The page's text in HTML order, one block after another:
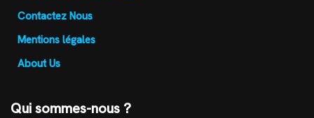
Contactez Nous
Mentions légales
About Us
Qui sommes-nous ?